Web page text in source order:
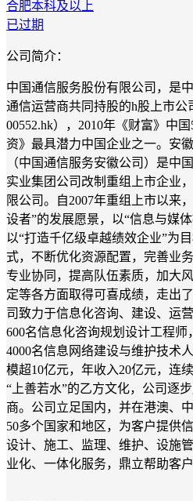
合肥本科及以上
已过期
公司简介：
中国通信服务股份有限公司，是
通信运营商共同持股的h股上市公
00552.hk），2010年《财富》中
资》最具潜力中国企业之一。安
（中国通信服务安徽公司）是中
实业集团公司改制重组上市企业
限公司。自2007年重组上市以来
设者”的发展愿景，以“信息与媒
以“打造千亿级卓越绩效企业”为
式，不断优化资源配置，完善业
专业协同，提高队伍素质，加大
定等各方面取得可喜成绩，走出
司致力于信息化咨询、建设、运
600名信息化咨询规划设计工程师
4000名信息网络建设与维护技术
模超10亿元，年收入20亿元，连
“上善若水”的乙方文化，公司逐
商。公司立足国内，并在港澳、
50多个国家和地区，为客户提供
设计、施工、监理、维护、设施
业化、一体化服务，鼎立帮助客